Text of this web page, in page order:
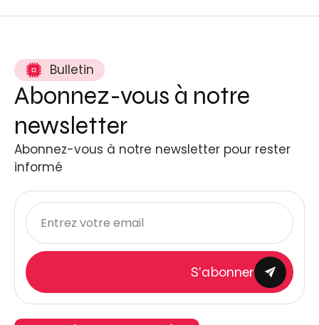
Bulletin
Abonnez-vous à notre
newsletter
Abonnez-vous à notre newsletter pour rester
informé
S'abonner